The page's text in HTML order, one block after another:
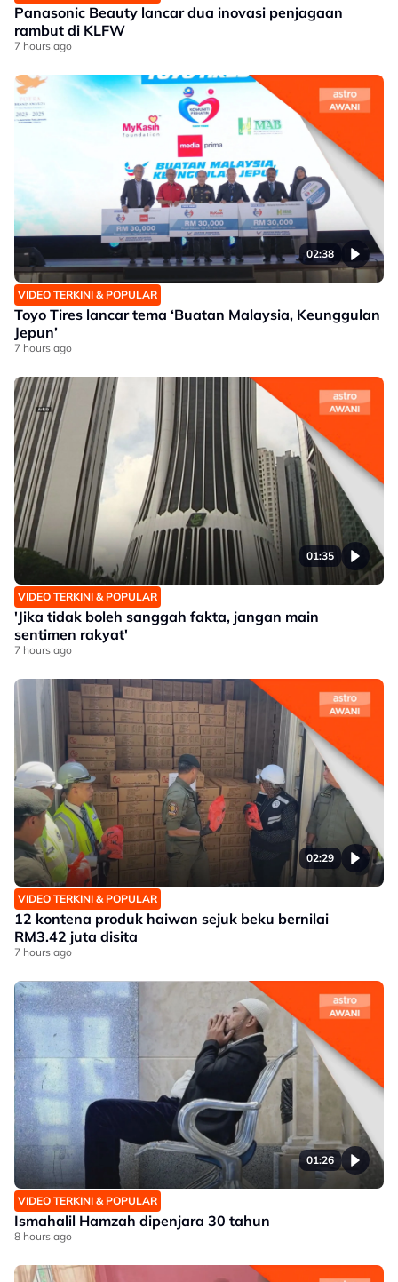
Panasonic Beauty lancar dua inovasi penjagaan
rambut di KLFW
7 hours ago
02:38
VIDEO TERKINI & POPULAR
Toyo Tires lancar tema ‘Buatan Malaysia, Keunggulan
Jepun’
7 hours ago
01:35
VIDEO TERKINI & POPULAR
'Jika tidak boleh sanggah fakta, jangan main
sentimen rakyat'
7 hours ago
02:29
VIDEO TERKINI & POPULAR
12 kontena produk haiwan sejuk beku bernilai
RM3.42 juta disita
7 hours ago
01:26
VIDEO TERKINI & POPULAR
Ismahalil Hamzah dipenjara 30 tahun
8 hours ago